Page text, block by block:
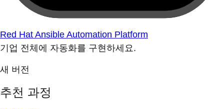
Red Hat Ansible Automation Platform
기업 전체에 자동화를 구현하세요.
새 버전
추천 과정